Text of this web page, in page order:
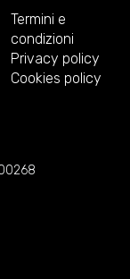
Termini e
condizioni
Privacy policy
Cookies policy